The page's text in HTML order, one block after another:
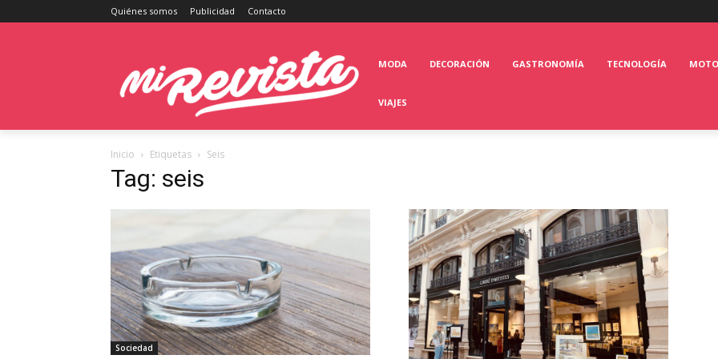
Quiénes somos Publicidad Contacto
MODA DECORACIÓN GASTRONOMÍA TECNOLOGÍA
VIAJES
Inicio Etiquetas Seis
Tag: seis
Sociedad